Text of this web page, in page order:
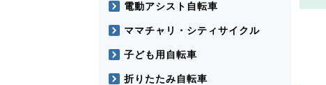
電動アシスト自転車
ママチャリ・シティサイクル
子ども用自転車
折りたたみ自転車